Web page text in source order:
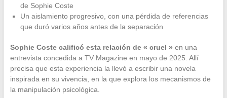
de Sophie Coste
Un aislamiento progresivo, con una pérdida de referencias
que duró varios años antes de la separación
Sophie Coste calificó esta relación de « cruel » en una
entrevista concedida a TV Magazine en mayo de 2025. Allí
precisa que esta experiencia la llevó a escribir una novela
inspirada en su vivencia, en la que explora los mecanismos de
la manipulación psicológica.